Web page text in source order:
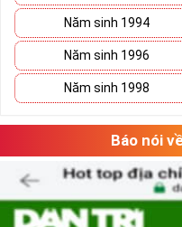
Năm sinh 1994
Năm sinh 1996
Năm sinh 1998
Báo nói